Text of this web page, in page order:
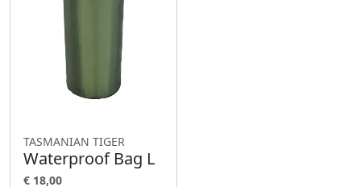
TASMANIAN TIGER
Waterproof Bag L
€ 18,00